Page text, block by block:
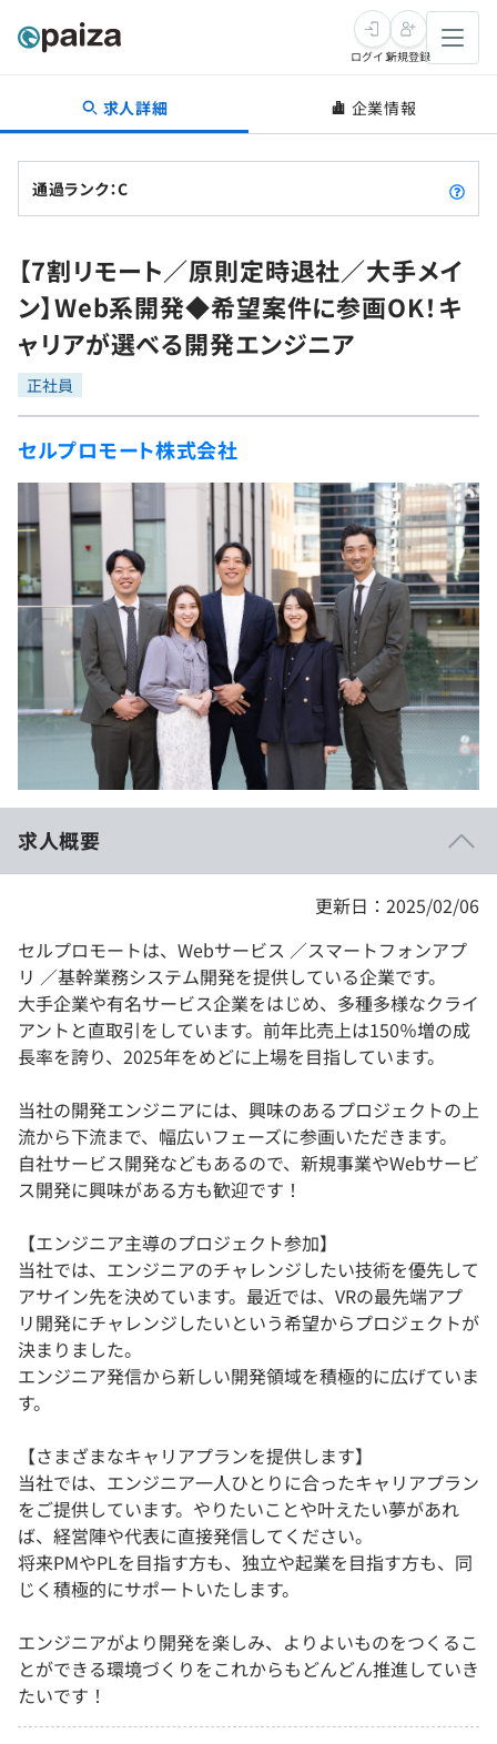
転職・キャリア
転職成功ガイド
転職エージェント
インタビュー
転職成功ガイド
新卒就活
求人検索
本選考
インターン
新卒エージェント
イベント・セミナー
インタビュー
就活成功ガイド
学習
問題集
4択課題
リファレンス
プラン
個人向けプラン
法人向けプラン
学校向けプラン
契約内容・クーポン
プログラミング言語
評価結果一覧
再チャレンジ結果一覧
ゲーム・マンガ
Tech Team Journal
paiza times
note
paizaとは？
ログイン新規登録
求人詳細 企業情報
通過ランク：C
【7割リモート／原則定時退社／大手メイ
ン】Web系開発◆希望案件に参画OK！キ
ャリアが選べる開発エンジニア
正社員
セルプロモート株式会社
求人概要
更新日：2025/02/06
セルプロモートは、Webサービス ／スマートフォンアプ
リ ／基幹業務システム開発を提供している企業です。
大手企業や有名サービス企業をはじめ、多種多様なクライ
アントと直取引をしています。前年比売上は150％増の成
長率を誇り、2025年をめどに上場を目指しています。
当社の開発エンジニアには、興味のあるプロジェクトの上
流から下流まで、幅広いフェーズに参画いただきます。
自社サービス開発などもあるので、新規事業やWebサービ
ス開発に興味がある方も歓迎です！
【エンジニア主導のプロジェクト参加】
当社では、エンジニアのチャレンジしたい技術を優先して
アサイン先を決めています。最近では、VRの最先端アプ
リ開発にチャレンジしたいという希望からプロジェクトが
決まりました。
エンジニア発信から新しい開発領域を積極的に広げていま
す。
【さまざまなキャリアプランを提供します】
当社では、エンジニア一人ひとりに合ったキャリアプラン
をご提供しています。やりたいことや叶えたい夢があれ
ば、経営陣や代表に直接発信してください。
将来PMやPLを目指す方も、独立や起業を目指す方も、同
じく積極的にサポートいたします。
エンジニアがより開発を楽しみ、よりよいものをつくるこ
とができる環境づくりをこれからもどんどん推進していき
たいです！